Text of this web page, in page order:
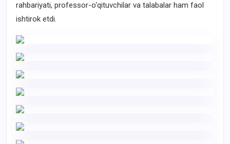
rahbariyati, professor-o‘qituvchilar va talabalar ham faol
ishtirok etdi.